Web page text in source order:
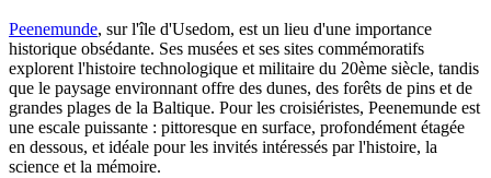
Peenemunde, sur l'île d'Usedom, est un lieu d'une importance
historique obsédante. Ses musées et ses sites commémoratifs
explorent l'histoire technologique et militaire du 20ème siècle, tandis
que le paysage environnant offre des dunes, des forêts de pins et de
grandes plages de la Baltique. Pour les croisiéristes, Peenemunde est
une escale puissante : pittoresque en surface, profondément étagée
en dessous, et idéale pour les invités intéressés par l'histoire, la
science et la mémoire.